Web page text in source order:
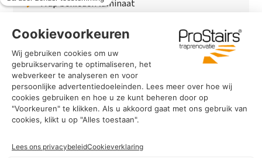
Trap bekleden laminaat
Traptreden beton
Traptreden leer
PaintWood
Trapverlichting
PVC Vloer
Marmerlook trap